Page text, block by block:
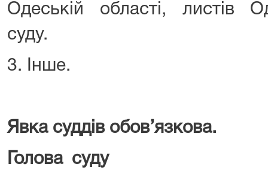
Одеській області, листів
суду.
3. Інше.
Явка суддів обов’язкова.